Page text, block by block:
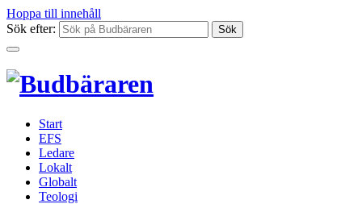
Hoppa till innehåll
Sök efter:
Start
EFS
Ledare
Lokalt
Globalt
Teologi